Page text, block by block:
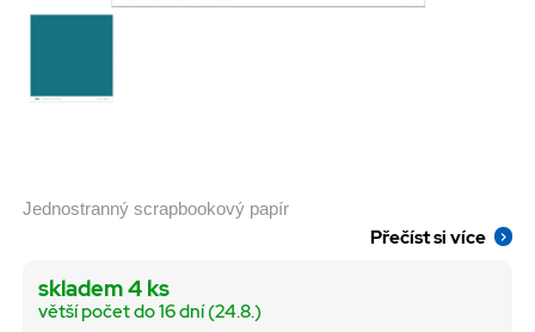
Jednostranný scrapbookový papír
Přečíst si více
skladem 4 ks
větší počet do 16 dní (24.8.)